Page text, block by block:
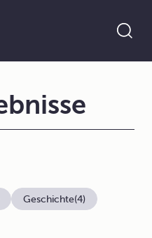
Geschichte(4)